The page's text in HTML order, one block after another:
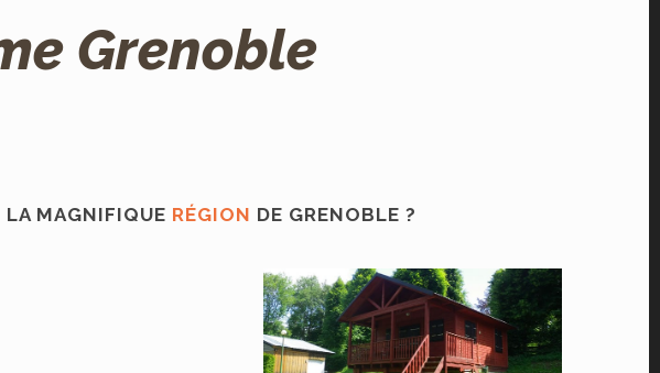
Grenoble
LA MAGNIFIQUE RÉGION DE GRENOBLE ?